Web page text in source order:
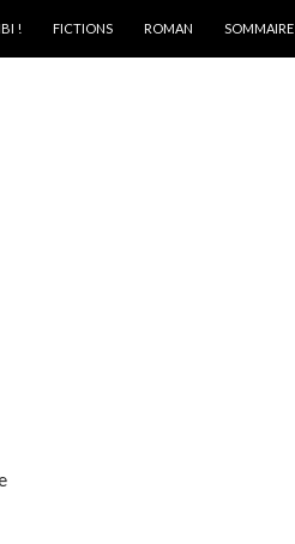
!
FICTIONS ROMAN SOMMAIRE